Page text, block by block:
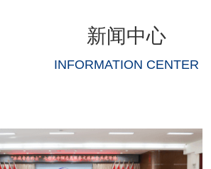
新闻中心
INFORMATION CENTER